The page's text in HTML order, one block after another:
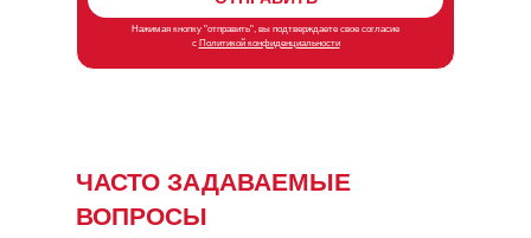
Нажимая кнопку "отправить", вы подтверждаете свое согласие
с Политикой конфиденциальности
ЧАСТО ЗАДАВАЕМЫЕ
ВОПРОСЫ